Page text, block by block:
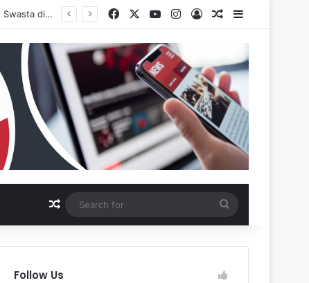
FacebookYouTubeInstagram
Log InRandom Article
Sidebar
Random Article
for
Follow Us